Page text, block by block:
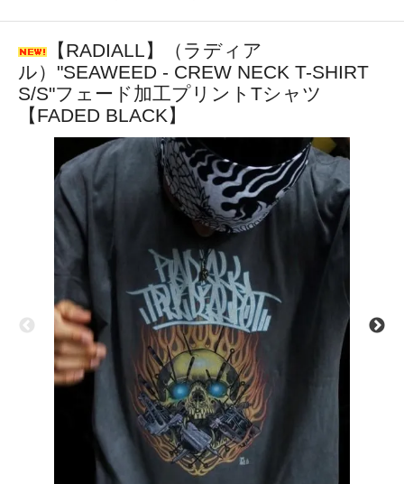
【RADIALL】（ラディア
ル）"SEAWEED - CREW NECK T-SHIRT
S/S"フェード加工プリントTシャツ
【FADED BLACK】